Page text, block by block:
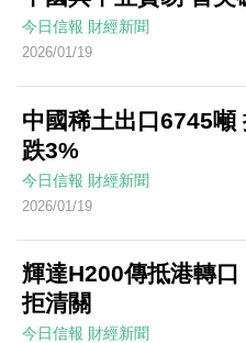
今日信報 財經新聞
2026/01/19
中國稀土出口6745噸
跌3%
今日信報 財經新聞
2026/01/19
輝達H200傳抵港轉口
拒清關
今日信報 財經新聞